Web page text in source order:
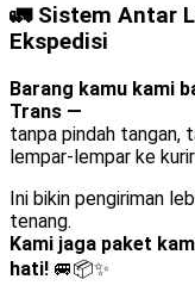
🚛 Sistem Antar
Ekspedisi
Barang kamu kami
Trans —
tanpa pindah tangan,
lempar-lempar ke
Ini bikin pengiriman
tenang.
Kami jaga paket
hati! 🚐📦✨